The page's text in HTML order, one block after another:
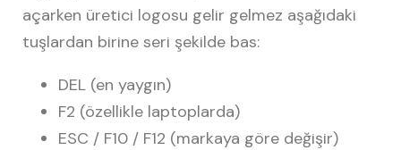
açarken üretici logosu gelir gelmez aşağıdaki
tuşlardan birine seri şekilde bas:
DEL (en yaygın)
F2 (özellikle laptoplarda)
ESC / F10 / F12 (markaya göre değişir)